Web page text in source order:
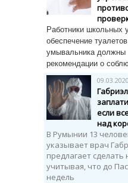
Работники школьных
обеспечение
умывальника
рекомендации о
09.03.2020
если
над
В Румынии 13
указывает врач
предлагает
учитывая, что до
недель